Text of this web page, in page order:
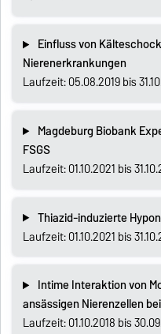
Einfluss von
Nierenerkrankungen
Laufzeit: 05.08.2019 bis
Magdeburg Biobank
FSGS
Laufzeit: 01.10.2021 bis
Thiazid-induzierte
Laufzeit: 01.10.2021 bis
Intime Interaktion von
ansässigen Nierenzellen
Laufzeit: 01.10.2018 bis